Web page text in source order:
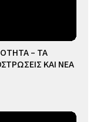
– ΤΑ
ΚΑΙ ΝΕΑ